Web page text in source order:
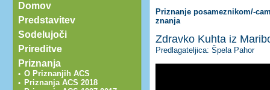
Domov
Predstavitev
Sodelujoči
Prireditve
Priznanja
• O Priznanjih ACS
• Priznanja ACS 2018
Priznanje posameznikom/-
znanja
Zdravko Kuhta iz
Predlagateljica: Špela Pahor